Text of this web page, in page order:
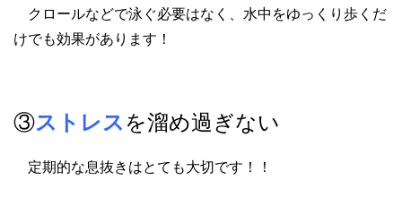
クロールなどで泳ぐ必要はなく、水中をゆっくり歩くだ
けでも効果があります！
③ストレスを溜め過ぎない
定期的な息抜きはとても大切です！！